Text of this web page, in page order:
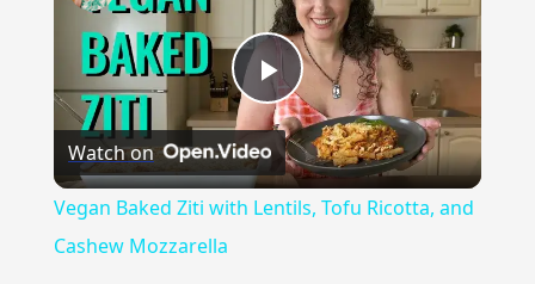
Play
Video
Watch on
Vegan Baked Ziti with Lentils, Tofu Ricotta, and
Cashew Mozzarella